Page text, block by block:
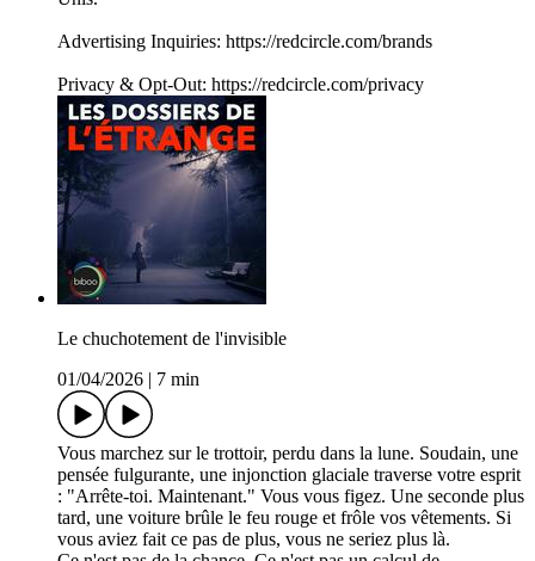
Advertising Inquiries: https://redcircle.com/brands
Privacy & Opt-Out: https://redcircle.com/privacy
Le chuchotement de l'invisible
01/04/2026
7 min
Vous marchez sur le trottoir, perdu dans la lune. Soudain, une
pensée fulgurante, une injonction glaciale traverse votre esprit
: "Arrête-toi. Maintenant." Vous vous figez. Une seconde plus
tard, une voiture brûle le feu rouge et frôle vos vêtements. Si
vous aviez fait ce pas de plus, vous ne seriez plus là.